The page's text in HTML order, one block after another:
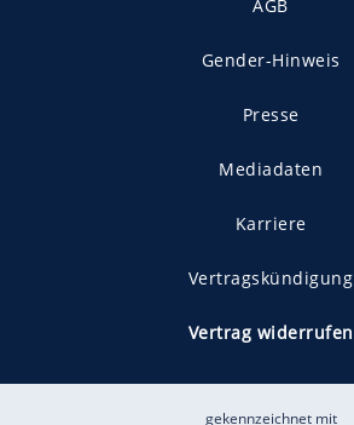
AGB
Gender-Hinweis
Presse
Mediadaten
Karriere
Vertragskündigung
Vertrag widerrufen
gekennzeichnet mit